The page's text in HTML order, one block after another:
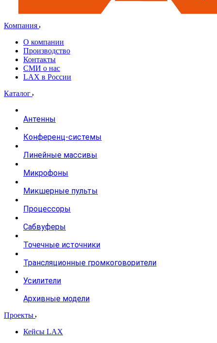
Компания
О компании
Производство
Контакты
СМИ о нас
LAX в России
Каталог
Антенны
Конференц-системы
Линейные массивы
Микрофоны
Микшерные пульты
Процессоры
Сабвуферы
Точечные источники
Трансляционные громкоговорители
Усилители
Архивные модели
Проекты
Кейсы LAX